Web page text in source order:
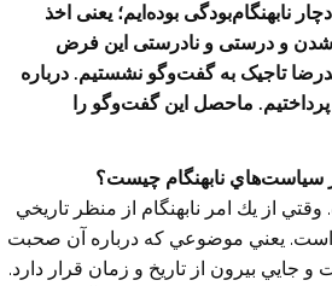
نابهنگام‌بودگی بوده‌ایم؛ یعنی اخذ
و درستی و نادرستی این فرض
تاجیک به گفت‌و‌گو نشستیم. درباره
ماحصل این گفت‌و‌گو را
از سياست‌هاي نابهنگام چيست؟
از يك امر نابهنگام از منظر تاريخي
است. يعني موضوعي كه درباره آن صحبت
جايي بيرون از تاريخ و زمان قرار دارد.